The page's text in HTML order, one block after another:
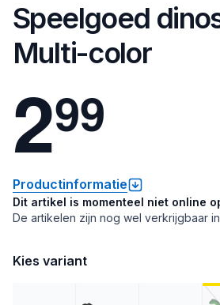
Speelgoed
Multi-color
299
Productinformatie
Dit artikel is momenteel niet online
De artikelen zijn nog wel verkrijgbaar
Kies variant